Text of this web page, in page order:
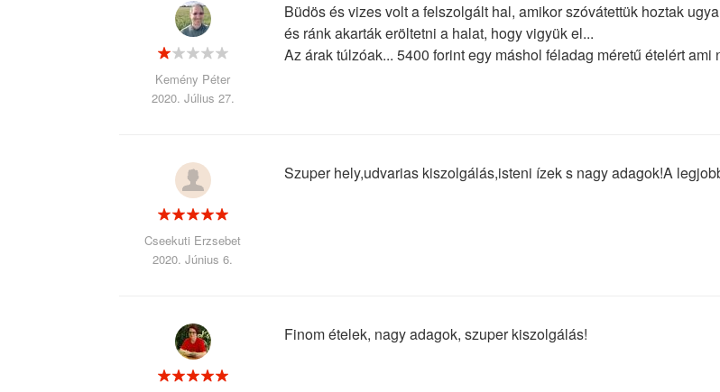
Kemény Péter
2020. Július 27.
Büdös és vizes volt a felszolgált hal, amikor szóvátettük hoztak
és ránk akarták eröltetni a halat, hogy vigyük el...
Az árak túlzóak... 5400 forint egy máshol féladag méretű ételért ami
Cseekuti Erzsebet
2020. Június 6.
Szuper hely,udvarias kiszolgálás,isteni ízek s nagy adagok!A
Finom ételek, nagy adagok, szuper kiszolgálás!